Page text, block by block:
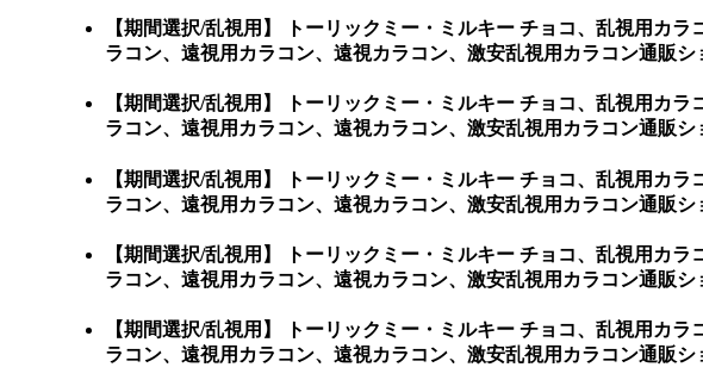
【期間選択/乱視用】 トーリックミー・ミルキー チョコ、乱視用カ
ラコン、遠視用カラコン、遠視カラコン、激安乱視用カラコン通販
【期間選択/乱視用】 トーリックミー・ミルキー チョコ、乱視用カ
ラコン、遠視用カラコン、遠視カラコン、激安乱視用カラコン通販
【期間選択/乱視用】 トーリックミー・ミルキー チョコ、乱視用カ
ラコン、遠視用カラコン、遠視カラコン、激安乱視用カラコン通販
【期間選択/乱視用】 トーリックミー・ミルキー チョコ、乱視用カ
ラコン、遠視用カラコン、遠視カラコン、激安乱視用カラコン通販
【期間選択/乱視用】 トーリックミー・ミルキー チョコ、乱視用カ
ラコン、遠視用カラコン、遠視カラコン、激安乱視用カラコン通販